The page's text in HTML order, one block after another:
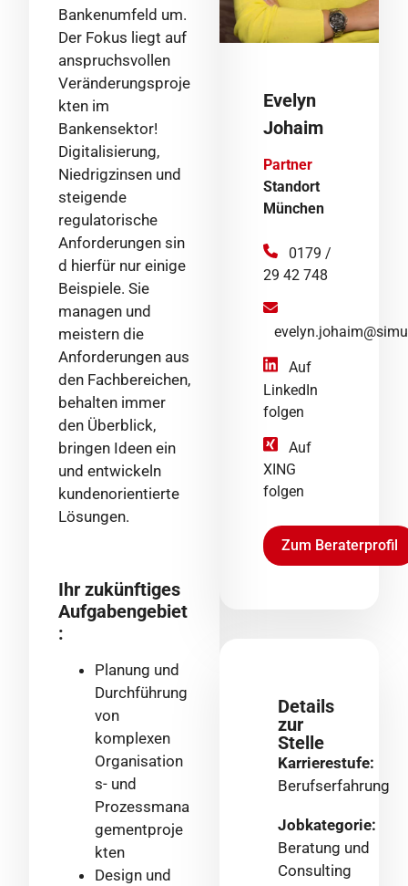
Bankenumfeld um.
Der Fokus liegt auf
anspruchsvollen
Veränderungsproje
kten im
Bankensektor!
Digitalisierung,
Niedrigzinsen und
steigende
regulatorische
Anforderungen sin
d hierfür nur einige
Beispiele. Sie
managen und
meistern die
Anforderungen aus
den Fachbereichen,
behalten immer
den Überblick,
bringen Ideen ein
und entwickeln
kundenorientierte
Lösungen.
Ihr zukünftiges
Aufgabengebiet
:
Planung und
Durchführung
von
komplexen
Organisation
s- und
Prozessmana
gementproje
kten
Design und
Evelyn
Johaim
Partner
Standort
München
0179 /
29 42 748
Auf
LinkedIn
folgen
Auf
XING
folgen
Zum Beraterprofil
Details
zur
Stelle
Karrierestufe:
Berufserfahrung
Jobkategorie:
Beratung und
Consulting